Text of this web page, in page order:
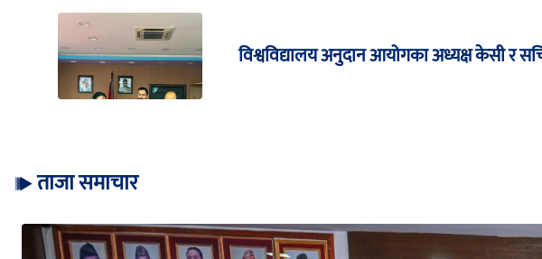
विश्वविद्यालय अनुदान आयोगका अध्यक्ष केसी र
ताजा समाचार